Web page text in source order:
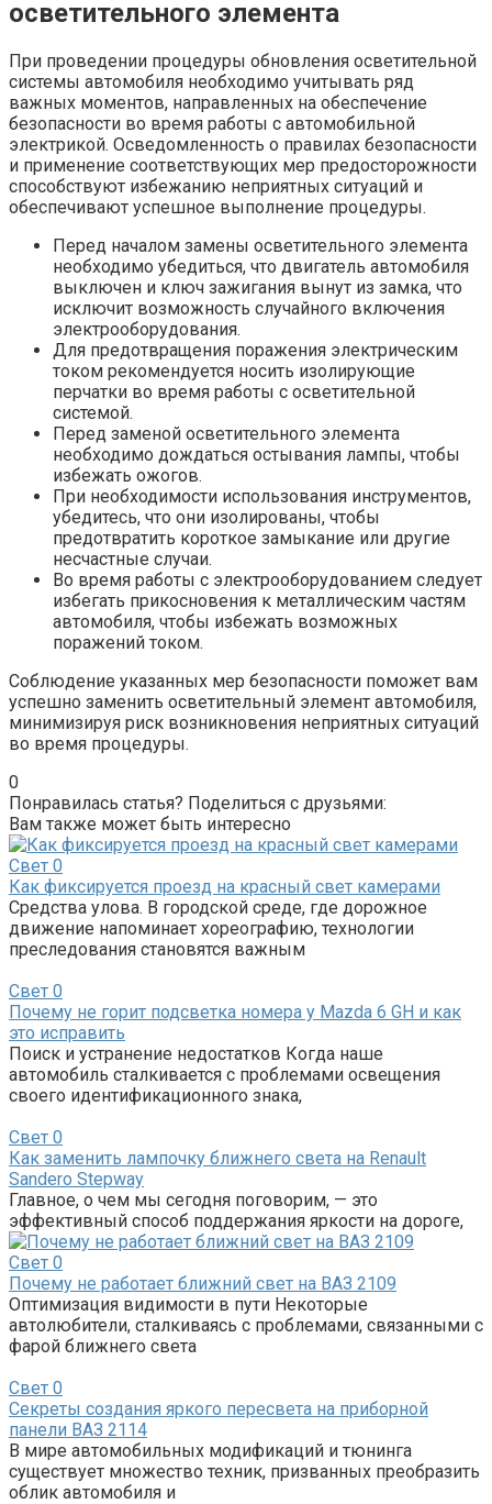
осветительного элемента
При проведении процедуры обновления осветительной
системы автомобиля необходимо учитывать ряд
важных моментов, направленных на обеспечение
безопасности во время работы с автомобильной
электрикой. Осведомленность о правилах безопасности
и применение соответствующих мер предосторожности
способствуют избежанию неприятных ситуаций и
обеспечивают успешное выполнение процедуры.
Перед началом замены осветительного элемента
необходимо убедиться, что двигатель автомобиля
выключен и ключ зажигания вынут из замка, что
исключит возможность случайного включения
электрооборудования.
Для предотвращения поражения электрическим
током рекомендуется носить изолирующие
перчатки во время работы с осветительной
системой.
Перед заменой осветительного элемента
необходимо дождаться остывания лампы, чтобы
избежать ожогов.
При необходимости использования инструментов,
убедитесь, что они изолированы, чтобы
предотвратить короткое замыкание или другие
несчастные случаи.
Во время работы с электрооборудованием следует
избегать прикосновения к металлическим частям
автомобиля, чтобы избежать возможных
поражений током.
Соблюдение указанных мер безопасности поможет вам
успешно заменить осветительный элемент автомобиля,
минимизируя риск возникновения неприятных ситуаций
во время процедуры.
0
Понравилась статья? Поделиться с друзьями:
Вам также может быть интересно
Свет 0
Как фиксируется проезд на красный свет камерами
Средства улова. В городской среде, где дорожное
движение напоминает хореографию, технологии
преследования становятся важным
Свет 0
Почему не горит подсветка номера у Mazda 6 GH и как
это исправить
Поиск и устранение недостатков Когда наше
автомобиль сталкивается с проблемами освещения
своего идентификационного знака,
Свет 0
Как заменить лампочку ближнего света на Renault
Sandero Stepway
Главное, о чем мы сегодня поговорим, — это
эффективный способ поддержания яркости на дороге,
Свет 0
Почему не работает ближний свет на ВАЗ 2109
Оптимизация видимости в пути Некоторые
автолюбители, сталкиваясь с проблемами, связанными с
фарой ближнего света
Свет 0
Секреты создания яркого пересвета на приборной
панели ВАЗ 2114
В мире автомобильных модификаций и тюнинга
существует множество техник, призванных преобразить
облик автомобиля и